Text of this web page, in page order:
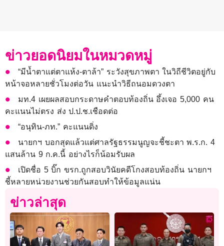
ข่าวยอดนิยมในหมวดหมู่
“มีน้ำตาแต่ตาแห้ง-ตาล้า” ระวังสุขภาพตา ในวิถีชีวิตอยู่กับ
หน้าจอหลายชั่วโมงต่อวัน แนะนำวิธีถนอมดวงตา
มท.4 เผยผลสอบกระดาษคำตอบท้องถิ่น อึ้งเจอ 5,000 คน
คะแนนไม่ตรง ส่ง ป.ป.ช.เชือดต่อ
“อนุทิน-ภท.” คะแนนดิ่ง
นายกฯ บอกสุดแล้วแต่ศาลรัฐธรรมนูญจะชี้ชะตา พ.ร.ก. 4
แสนล้าน 9 ก.ค.นี้ อย่างไรก็น้อมรับผล
เปิดชื่อ 5 บิ๊ก ขรก.ถูกสอบวินัยคดีโกงสอบท้องถิ่น นายกฯ
ชี้หลายหน่วยงานช่วยกันสอบทำให้ข้อมูลแน่น
ข่าวล่าสุด